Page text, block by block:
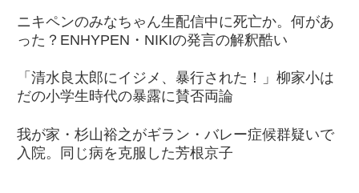
ニキペンのみなちゃん生配信中に死亡か。何があ
った？ENHYPEN・NIKIの発言の解釈酷い
「清水良太郎にイジメ、暴行された！」柳家小は
だの小学生時代の暴露に賛否両論
我が家・杉山裕之がギラン・バレー症候群疑いで
入院。同じ病を克服した芳根京子